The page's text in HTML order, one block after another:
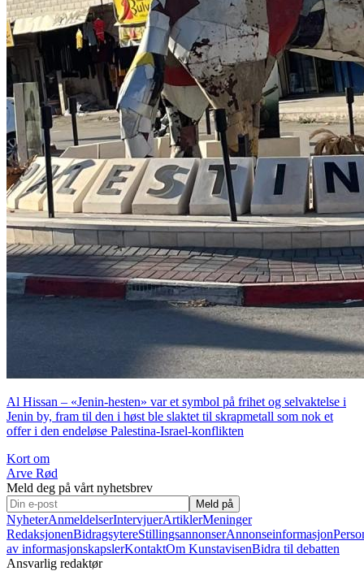
Al Hissan – «Jenin-hesten» var et symbol på frihet og selvaktelse i
Jenin by, fram til den i høst ble slaktet til skrapmetall som nok et
offer i den endeløse Palestina-Israel-konflikten
Kort om
Arve Rød
Meld deg på vårt nyhetsbrev
Meld på
NyheterAnmeldelserIntervjuerArtiklerMeninger
RedaksjonenBidragsytereStillingsannonserAnnonseinformasjon
av informasjonskapslerKontaktOm KunstavisenBidra til debatten
Ansvarlig redaktør